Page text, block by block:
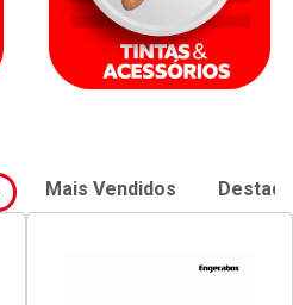
Mais Vendidos